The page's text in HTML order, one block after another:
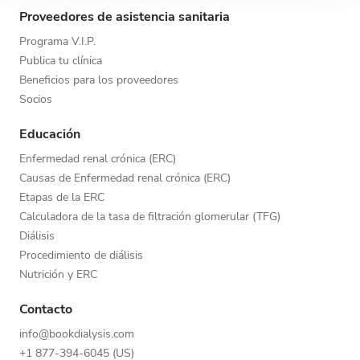
Proveedores de asistencia sanitaria
Programa V.I.P.
Publica tu clínica
Beneficios para los proveedores
Socios
Educación
Enfermedad renal crónica (ERC)
Causas de Enfermedad renal crónica (ERC)
Etapas de la ERC
Calculadora de la tasa de filtración glomerular (TFG)
Diálisis
Procedimiento de diálisis
Nutrición y ERC
Contacto
info@bookdialysis.com
+1 877-394-6045 (US)